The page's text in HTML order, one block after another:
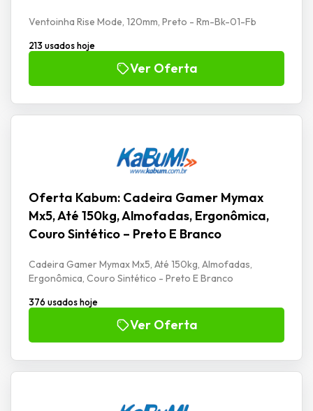
Ventoinha Rise Mode, 120mm, Preto - Rm-Bk-01-Fb
213 usados hoje
Ver Oferta
Oferta Kabum: Cadeira Gamer Mymax
Mx5, Até 150kg, Almofadas, Ergonômica,
Couro Sintético – Preto E Branco
Cadeira Gamer Mymax Mx5, Até 150kg, Almofadas,
Ergonômica, Couro Sintético - Preto E Branco
376 usados hoje
Ver Oferta